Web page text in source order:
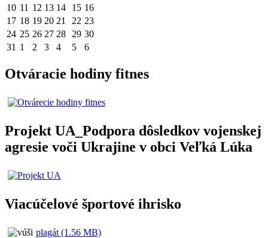
10 11 12 13 14 15 16
17 18 19 20 21 22 23
24 25 26 27 28 29 30
31 1 2 3 4 5 6
Otváracie hodiny fitnes
Projekt UA_Podpora dôsledkov vojenskej
agresie voči Ukrajine v obci Veľká Lúka
Viacúčelové športové ihrisko
plagát (1.56 MB)